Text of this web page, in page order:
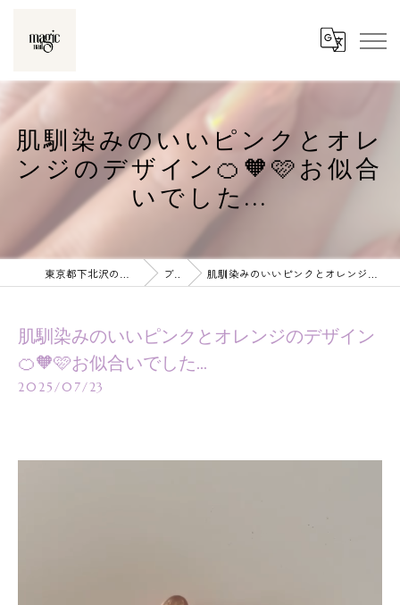
肌馴染みのいいピンクとオレ
ンジのデザイン🍊🧡🩷お似合
いでした...
ブログ 肌馴染みのいいピンクとオレンジのデザイン🍊🧡🩷お似合いでした...
肌馴染みのいいピンクとオレンジのデザイン
🍊🧡🩷お似合いでした...
2025/07/23